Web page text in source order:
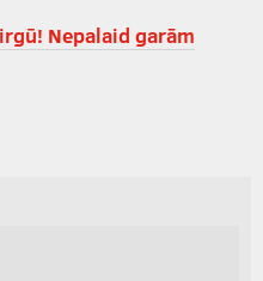
Nepalaid garām